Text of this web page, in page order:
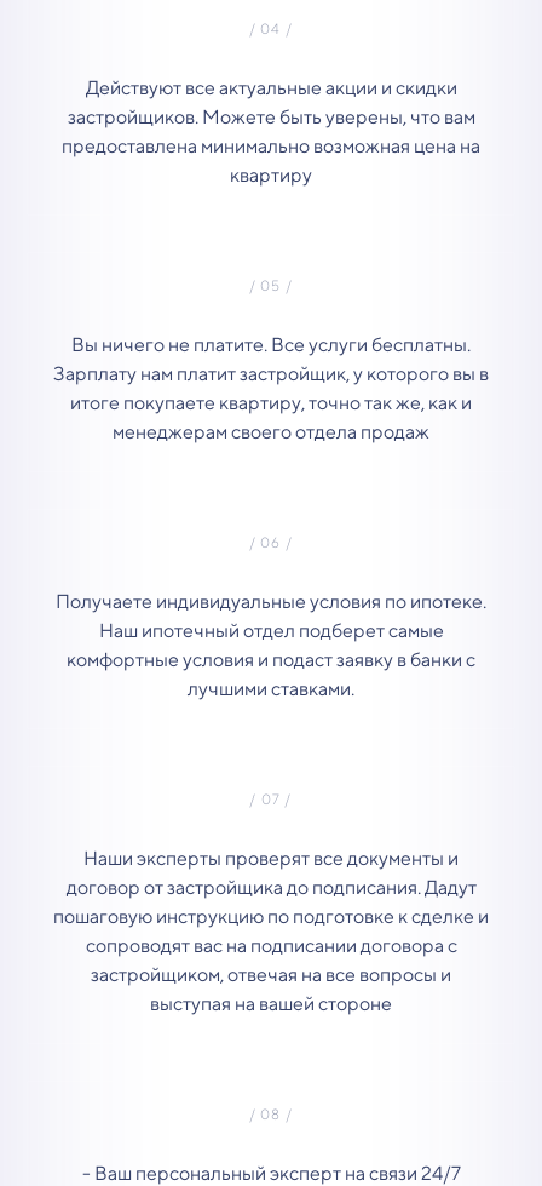
Действуют все актуальные акции и скидки
застройщиков. Можете быть уверены, что вам
предоставлена минимально возможная цена на
квартиру
Вы ничего не платите. Все услуги бесплатны.
Зарплату нам платит застройщик, у которого вы в
итоге покупаете квартиру, точно так же, как и
менеджерам своего отдела продаж
Получаете индивидуальные условия по ипотеке.
Наш ипотечный отдел подберет самые
комфортные условия и подаст заявку в банки с
лучшими ставками.
Наши эксперты проверят все документы и
договор от застройщика до подписания. Дадут
пошаговую инструкцию по подготовке к сделке и
сопроводят вас на подписании договора с
застройщиком, отвечая на все вопросы и
выступая на вашей стороне
- Ваш персональный эксперт на связи 24/7